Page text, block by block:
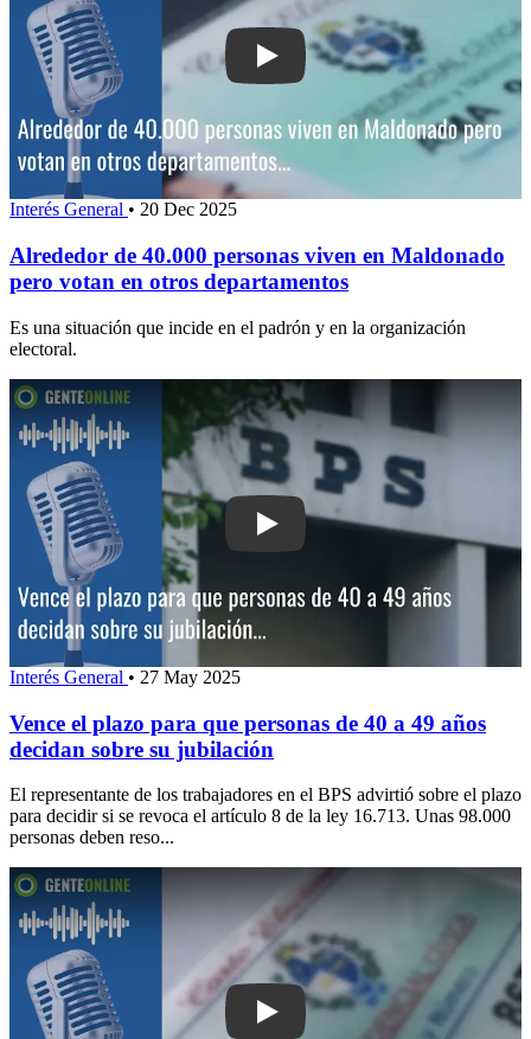
Play: Alrededor de 40.000 personas
Interés General • 20 Dec 2025
Alrededor de 40.000 personas viven en Maldonado
pero votan en otros departamentos
Es una situación que incide en el padrón y en la organización
electoral.
Play: Vence el plazo para que
Interés General • 27 May 2025
Vence el plazo para que personas de 40 a 49 años
decidan sobre su jubilación
El representante de los trabajadores en el BPS advirtió sobre el plazo
para decidir si se revoca el artículo 8 de la ley 16.713. Unas 98.000
personas deben reso...
Play: Maldonado podría aumentar